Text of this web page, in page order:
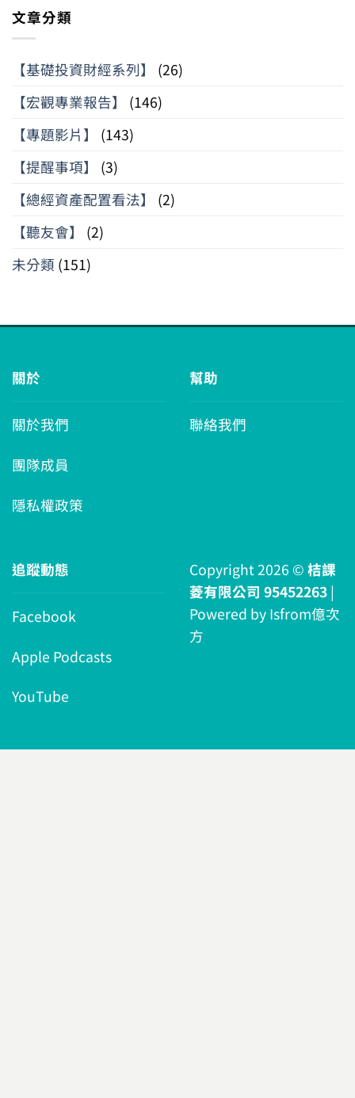
文章分類
【基礎投資財經系列】
(26)
【宏觀專業報告】
(146)
【專題影片】
(143)
【提醒事項】
(3)
【總經資產配置看法】
(2)
【聽友會】
(2)
未分類 (151)
關於
關於我們
團隊成員
隱私權政策
幫助
聯絡我們
追蹤動態
Facebook
Apple Podcasts
YouTube
Copyright 2026 © 桔課
菱有限公司 95452263 |
Powered by Isfrom億次
方